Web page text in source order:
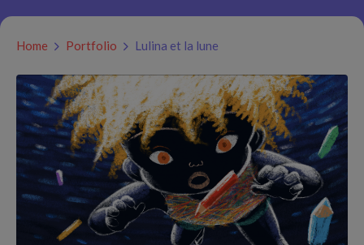
Home Portfolio Lulina et la lune